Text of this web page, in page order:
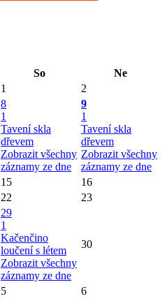
So
Ne
1 2
8
1
Tavení skla
dřevem
Zobrazit všechny
záznamy ze dne
9
1
Tavení skla
dřevem
Zobrazit všechny
záznamy ze dne
15
16
22 23
29
1
Kačenčino
loučení s létem
Zobrazit všechny
záznamy ze dne
30
5 6